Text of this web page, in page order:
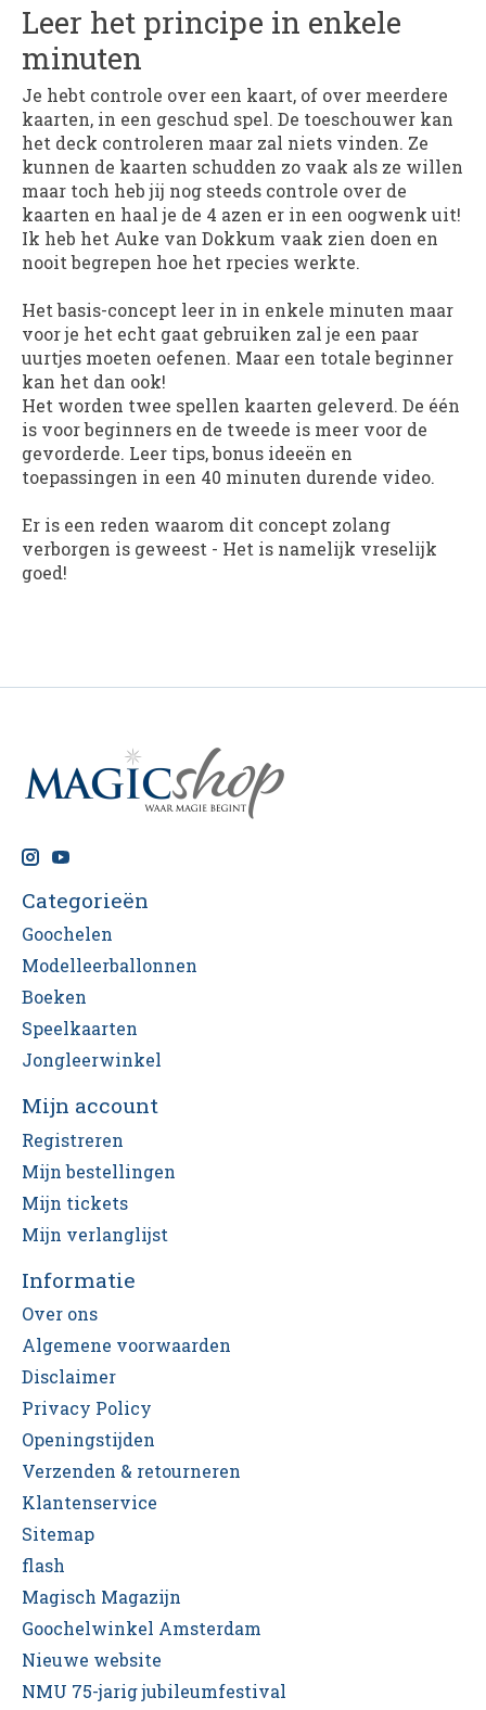
Leer het principe in enkele
minuten
Je hebt controle over een kaart, of over meerdere
kaarten, in een geschud spel. De toeschouwer kan
het deck controleren maar zal niets vinden. Ze
kunnen de kaarten schudden zo vaak als ze willen
maar toch heb jij nog steeds controle over de
kaarten en haal je de 4 azen er in een oogwenk uit!
Ik heb het Auke van Dokkum vaak zien doen en
nooit begrepen hoe het rpecies werkte.
Het basis-concept leer in in enkele minuten maar
voor je het echt gaat gebruiken zal je een paar
uurtjes moeten oefenen. Maar een totale beginner
kan het dan ook!
Het worden twee spellen kaarten geleverd. De één
is voor beginners en de tweede is meer voor de
gevorderde. Leer tips, bonus ideeën en
toepassingen in een 40 minuten durende video.
Er is een reden waarom dit concept zolang
verborgen is geweest - Het is namelijk vreselijk
goed!
Categorieën
Goochelen
Modelleerballonnen
Boeken
Speelkaarten
Jongleerwinkel
Mijn account
Registreren
Mijn bestellingen
Mijn tickets
Mijn verlanglijst
Informatie
Over ons
Algemene voorwaarden
Disclaimer
Privacy Policy
Openingstijden
Verzenden & retourneren
Klantenservice
Sitemap
flash
Magisch Magazijn
Goochelwinkel Amsterdam
Nieuwe website
NMU 75-jarig jubileumfestival